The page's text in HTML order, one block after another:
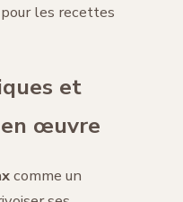
les recettes
et
œuvre
comme un